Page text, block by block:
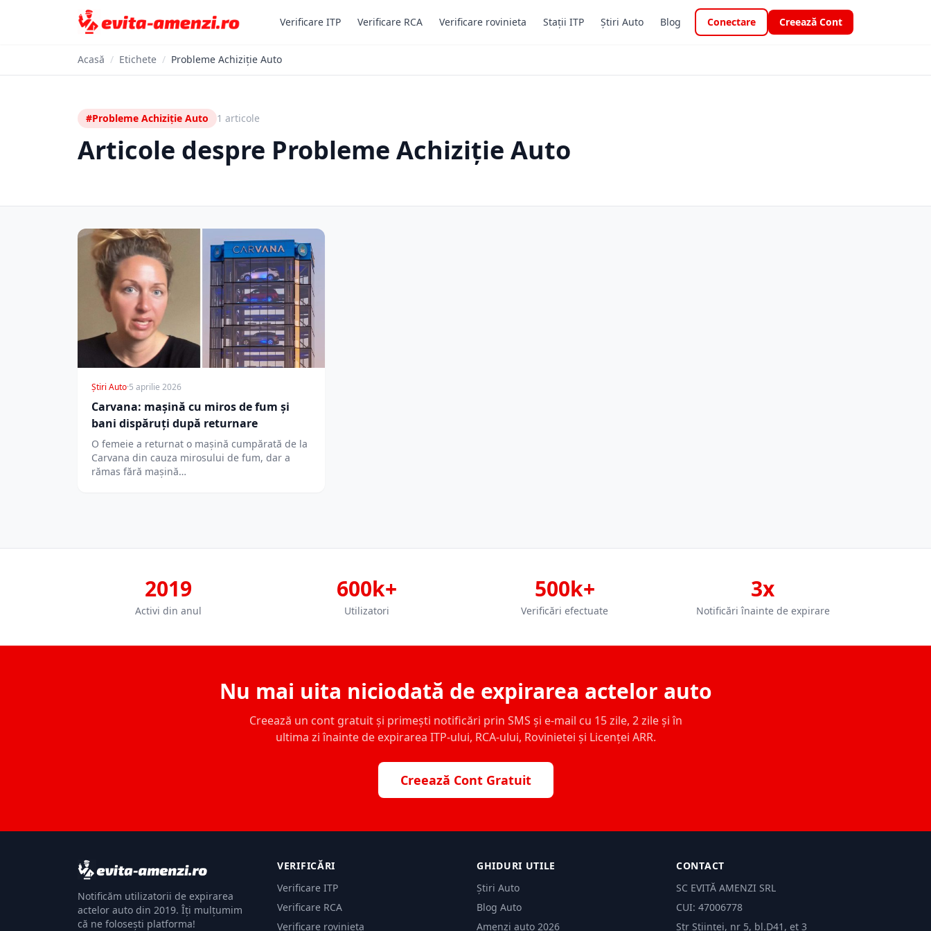
Verificare ITP Verificare RCA Verificare rovinieta Stații ITP Știri Auto Blog Conectare Creează Cont
Acasă / Etichete / Probleme Achiziție Auto
#Probleme Achiziție Auto 1 articole
Articole despre Probleme Achiziție Auto
Știri Auto·5 aprilie 2026
Carvana: mașină cu miros de fum și
bani dispăruți după returnare
O femeie a returnat o mașină cumpărată de la
Carvana din cauza mirosului de fum, dar a
rămas fără mașină…
2019
Activi din anul
600k+
Utilizatori
500k+
Verificări efectuate
3x
Notificări înainte de expirare
Nu mai uita niciodată de expirarea actelor auto
Creează un cont gratuit și primești notificări prin SMS și e-mail cu 15 zile, 2 zile și în
ultima zi înainte de expirarea ITP-ului, RCA-ului, Rovinietei și Licenței ARR.
Creează Cont Gratuit
Notificăm utilizatorii de expirarea
actelor auto din 2019. Îți mulțumim
că ne folosești platforma!
VERIFICĂRI
Verificare ITP
Verificare RCA
Verificare rovinieta
GHIDURI UTILE
Știri Auto
Blog Auto
Amenzi auto 2026
CONTACT
SC EVITĂ AMENZI SRL
CUI: 47006778
Str Științei, nr 5, bl.D41, et 3